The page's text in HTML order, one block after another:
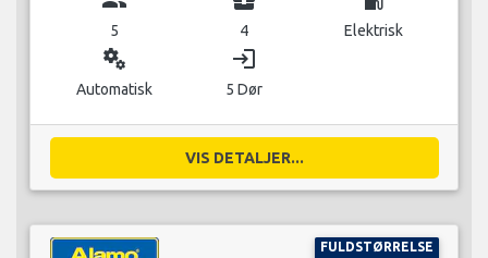
5 4 Elektrisk
miscellaneous_services
Automatisk
login
5 Dør
VIS DETALJER...
FULDSTØRRELSE